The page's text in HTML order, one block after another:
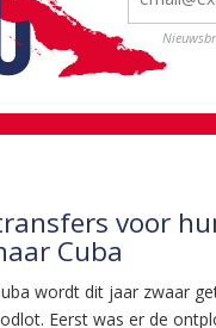
voor
Cuba
wordt dit jaar zwaar
Eerst was er de